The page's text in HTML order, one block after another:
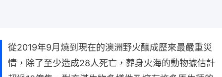
從2019年9月燒到現在的澳洲野火釀成歷來最嚴重災
情，除了至少造成28人死亡，葬身火海的動物據估計